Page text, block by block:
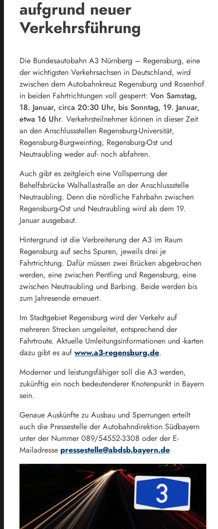
aufgrund neuer
Verkehrsführung
Die Bundesautobahn A3 Nürnberg – Regensburg, eine
der wichtigsten Verkehrsachsen in Deutschland, wird
zwischen dem Autobahnkreuz Regensburg und Rosenhof
in beiden Fahrtrichtungen voll gesperrt: Von Samstag,
18. Januar, circa 20:30 Uhr, bis Sonntag, 19. Januar,
etwa 16 Uhr. Verkehrsteilnehmer können in dieser Zeit
an den Anschlussstellen Regensburg-Universität,
Regensburg-Burgweinting, Regensburg-Ost und
Neutraubling weder auf- noch abfahren.
Auch gibt es zeitgleich eine Vollsperrung der
Behelfsbrücke Walhallastraße an der Anschlussstelle
Neutraubling. Denn die nördliche Fahrbahn zwischen
Regensburg-Ost und Neutraubling wird ab dem 19.
Januar ausgebaut.
Hintergrund ist die Verbreiterung der A3 im Raum
Regensburg auf sechs Spuren, jeweils drei je
Fahrtrichtung. Dafür müssen zwei Brücken abgebrochen
werden, eine zwischen Pentling und Regensburg, eine
zwischen Neutraubling und Barbing. Beide werden bis
zum Jahresende erneuert.
Im Stadtgebiet Regensburg wird der Verkehr auf
mehreren Strecken umgeleitet, entsprechend der
Fahrtroute. Aktuelle Umleitungsinformationen und -karten
dazu gibt es auf www.a3-regensburg.de.
Moderner und leistungsfähiger soll die A3 werden,
zukünftig ein noch bedeutenderer Knotenpunkt in Bayern
sein.
Genaue Auskünfte zu Ausbau und Sperrungen erteilt
auch die Pressestelle der Autobahndirektion Südbayern
unter der Nummer 089/54552-3308 oder der E-
Mailadresse pressestelle@abdsb.bayern.de